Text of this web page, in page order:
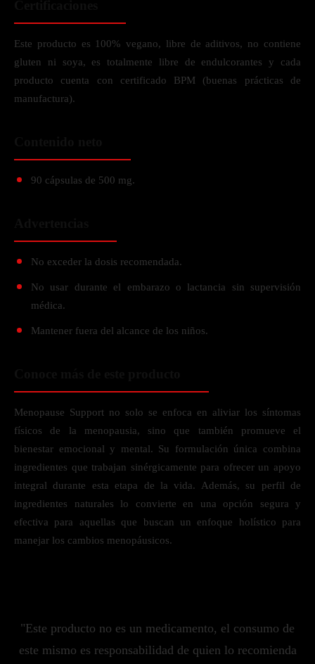
Este producto es 100% vegano, libre de aditivos, no contiene
gluten ni soya, es totalmente libre de endulcorantes y cada
producto cuenta con certificado BPM (buenas prácticas de
manufactura).
90 cápsulas de 500 mg.
No exceder la dosis recomendada.
No usar durante el embarazo o lactancia sin supervisión
médica.
Mantener fuera del alcance de los niños.
Menopause Support no solo se enfoca en aliviar los síntomas
físicos de la menopausia, sino que también promueve el
bienestar emocional y mental. Su formulación única combina
ingredientes que trabajan sinérgicamente para ofrecer un apoyo
integral durante esta etapa de la vida. Además, su perfil de
ingredientes naturales lo convierte en una opción segura y
efectiva para aquellas que buscan un enfoque holístico para
manejar los cambios menopáusicos.
"Este producto no es un medicamento, el consumo de
este mismo es responsabilidad de quien lo recomienda